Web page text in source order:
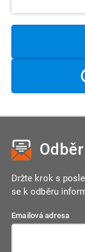
Držte krok s
se k odběru
Emailová adresa